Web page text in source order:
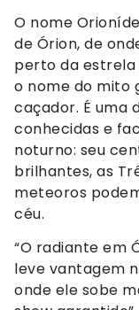
O nome
de Órion, de
perto da estrela
o nome do mito
caçador. É uma
conhecidas e
noturno: seu
brilhantes, as
meteoros
céu.
“O radiante em
leve vantagem
onde ele sobe